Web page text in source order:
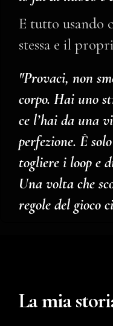
E tutto usando
stessa e il
"Provaci, non
corpo. Hai uno
ce l’hai da una
perfezione. È
togliere i loop e
Una volta che
regole del gioco
La mia